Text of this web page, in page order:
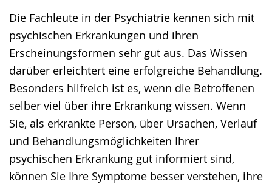
Die Fachleute in der Psychiatrie kennen sich mit
psychischen Erkrankungen und ihren
Erscheinungsformen sehr gut aus. Das Wissen
darüber erleichtert eine erfolgreiche Behandlung.
Besonders hilfreich ist es, wenn die Betroffenen
selber viel über ihre Erkrankung wissen. Wenn
Sie, als erkrankte Person, über Ursachen, Verlauf
und Behandlungsmöglichkeiten Ihrer
psychischen Erkrankung gut informiert sind,
können Sie Ihre Symptome besser verstehen, ihre
Gebärdensprache
wird
angezeigt.